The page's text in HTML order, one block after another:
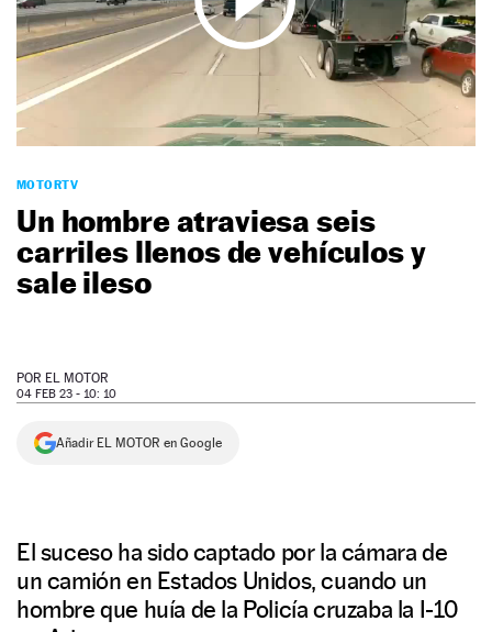
NEWSLETTER
SÍGUENOS
MOTORTV
Un hombre atraviesa seis
carriles llenos de vehículos y
sale ileso
POR EL MOTOR
04 FEB 23 - 10: 10
Añadir EL MOTOR en Google
El suceso ha sido captado por la cámara de
un camión en Estados Unidos, cuando un
hombre que huía de la Policía cruzaba la I-10